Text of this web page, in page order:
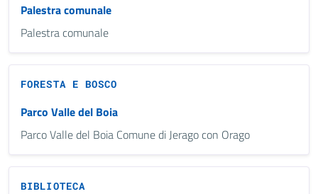
Palestra comunale
Palestra comunale
FORESTA E BOSCO
Parco Valle del Boia
Parco Valle del Boia Comune di Jerago con Orago
BIBLIOTECA